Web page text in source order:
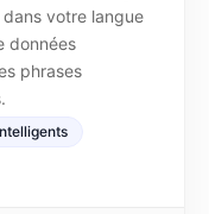
votre langue
données
phrases